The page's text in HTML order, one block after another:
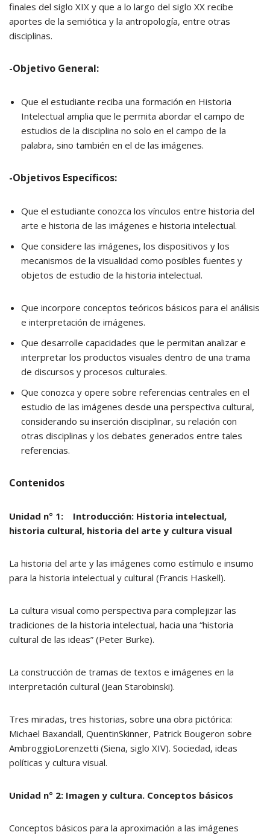
finales del siglo XIX y que a lo largo del siglo XX recibe
aportes de la semiótica y la antropología, entre otras
disciplinas.
-Objetivo General:
Que el estudiante reciba una formación en Historia
Intelectual amplia que le permita abordar el campo de
estudios de la disciplina no solo en el campo de la
palabra, sino también en el de las imágenes.
-Objetivos Específicos:
Que el estudiante conozca los vínculos entre historia del
arte e historia de las imágenes e historia intelectual.
Que considere las imágenes, los dispositivos y los
mecanismos de la visualidad como posibles fuentes y
objetos de estudio de la historia intelectual.
Que incorpore conceptos teóricos básicos para el análisis
e interpretación de imágenes.
Que desarrolle capacidades que le permitan analizar e
interpretar los productos visuales dentro de una trama
de discursos y procesos culturales.
Que conozca y opere sobre referencias centrales en el
estudio de las imágenes desde una perspectiva cultural,
considerando su inserción disciplinar, su relación con
otras disciplinas y los debates generados entre tales
referencias.
Contenidos
Unidad n° 1: Introducción: Historia intelectual,
historia cultural, historia del arte y cultura visual
La historia del arte y las imágenes como estímulo e insumo
para la historia intelectual y cultural (Francis Haskell).
La cultura visual como perspectiva para complejizar las
tradiciones de la historia intelectual, hacia una “historia
cultural de las ideas” (Peter Burke).
La construcción de tramas de textos e imágenes en la
interpretación cultural (Jean Starobinski).
Tres miradas, tres historias, sobre una obra pictórica:
Michael Baxandall, QuentinSkinner, Patrick Bougeron sobre
AmbroggioLorenzetti (Siena, siglo XIV). Sociedad, ideas
políticas y cultura visual.
Unidad n° 2: Imagen y cultura. Conceptos básicos
Conceptos básicos para la aproximación a las imágenes